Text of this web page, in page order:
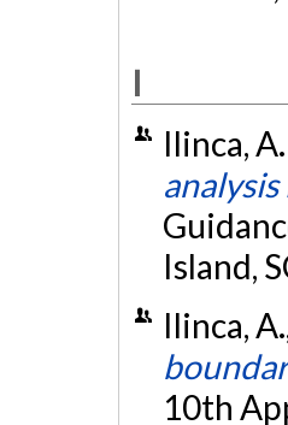
I
Ilinca,
Island,
Ilinca,
10th